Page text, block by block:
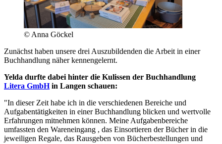
© Anna Göckel
Zunächst haben unsere drei Auszubildenden die Arbeit in einer
Buchhandlung näher kennengelernt.
Yelda durfte dabei hinter die Kulissen der Buchhandlung
Litera GmbHin Langen schauen:
"In dieser Zeit habe ich in die verschiedenen Bereiche und
Aufgabentätigkeiten in einer Buchhandlung blicken und wertvolle
Erfahrungen mitnehmen können. Meine Aufgabenbereiche
umfassten den Wareneingang , das Einsortieren der Bücher in die
jeweiligen Regale, das Rausgeben von Bücherbestellungen und